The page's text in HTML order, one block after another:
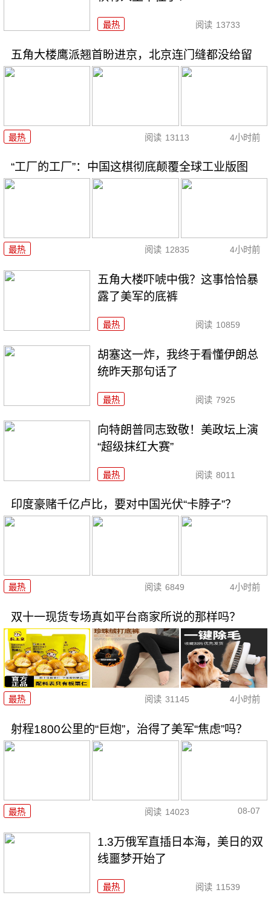
最热 阅读 13733
五角大楼鹰派翘首盼进京，北京连门缝都没给留
最热 阅读 13113 4小时前
“工厂的工厂”：中国这棋彻底颠覆全球工业版图
最热 阅读 12835 4小时前
五角大楼吓唬中俄？这事恰恰暴
露了美军的底裤
最热 阅读 10859
胡塞这一炸，我终于看懂伊朗总
统昨天那句话了
最热 阅读 7925
向特朗普同志致敬！美政坛上演
“超级抹红大赛”
最热 阅读 8011
印度豪赌千亿卢比，要对中国光伏“卡脖子”？
最热 阅读 6849 4小时前
双十一现货专场真如平台商家所说的那样吗？
最热 阅读 31145 4小时前
射程1800公里的“巨炮”，治得了美军“焦虑”吗？
最热 阅读 14023 08-07
1.3万俄军直插日本海，美日的双
线噩梦开始了
最热 阅读 11539